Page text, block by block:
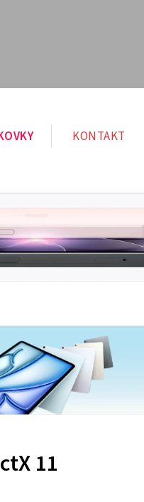
KONTAKT
11